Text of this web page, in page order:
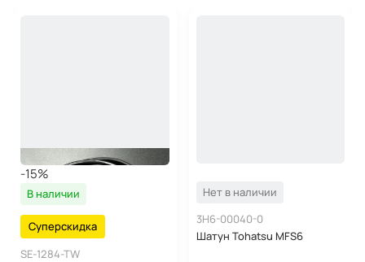
-15%
В наличии
Суперскидка
SE-1284-TW
Нет в наличии
3H6-00040-0
Шатун Tohatsu MFS6